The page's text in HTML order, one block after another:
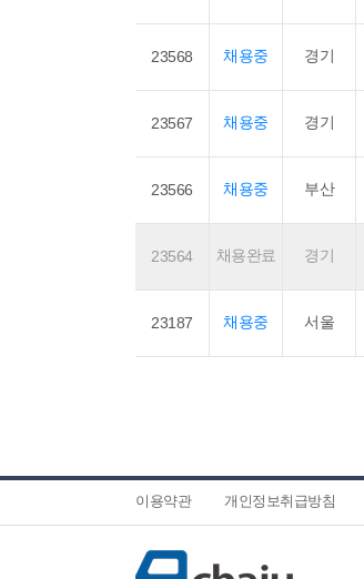
23568 채용중 경기
23567 채용중 경기
23566 채용중 부산
23564 채용완료 경기
23187 채용중 서울
이용약관 개인정보취급방침